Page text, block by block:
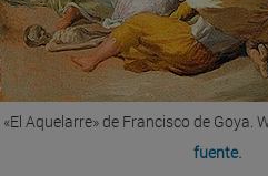
«El Aquelarre» de Francisco de Goya.
fuente.